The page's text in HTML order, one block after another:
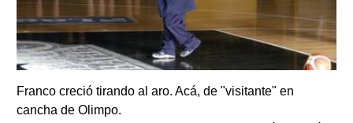
Franco creció tirando al aro. Acá, de "visitante" en
cancha de Olimpo.